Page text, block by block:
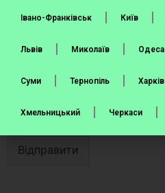
Відправити
Івано-Франківськ Київ
Львів Миколаїв Одеса
Суми Тернопіль Харків
Хмельницький Черкаси